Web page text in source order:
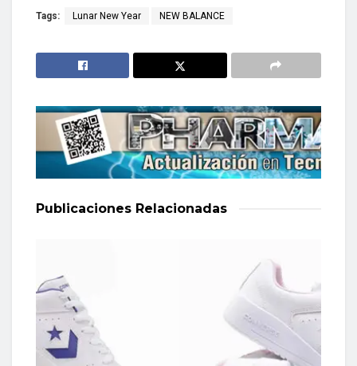
Tags: Lunar New Year NEW BALANCE
Publicaciones Relacionadas